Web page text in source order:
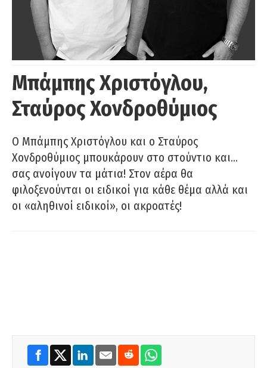
Μπάμπης Χριστόγλου,
Σταύρος Χονδροθύμιος
O Μπάμπης Χριστόγλου και ο Σταύρος
Χονδροθύμιος μπουκάρουν στο στούντιο και…
σας ανοίγουν τα μάτια! Στον αέρα θα
φιλοξενούνται οι ειδικοί για κάθε θέμα αλλά και
οι «αληθινοί ειδικοί», οι ακροατές!